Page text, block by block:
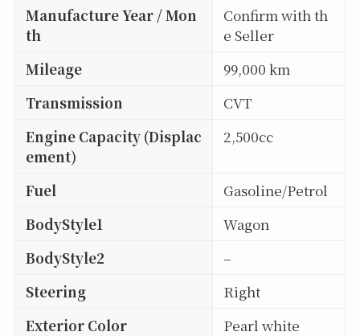
Manufacture Year / Mon
th
Confirm with th
e Seller
Mileage
99,000 km
Transmission
CVT
Engine Capacity (Displac
ement)
2,500cc
Fuel
Gasoline/Petrol
BodyStyle1
Wagon
BodyStyle2
–
Steering
Right
Exterior Color
Pearl white